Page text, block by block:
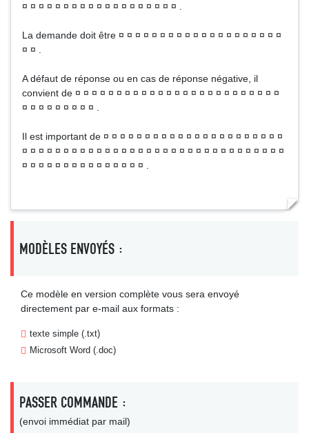
¤ ¤ ¤ ¤ ¤ ¤ ¤ ¤ ¤ ¤ ¤ ¤ ¤ ¤ ¤ ¤ ¤ ¤ ¤ .
La demande doit être ¤ ¤ ¤ ¤ ¤ ¤ ¤ ¤ ¤ ¤ ¤ ¤ ¤ ¤ ¤ ¤ ¤ ¤ ¤ ¤
¤ ¤ .
A défaut de réponse ou en cas de réponse négative, il
convient de ¤ ¤ ¤ ¤ ¤ ¤ ¤ ¤ ¤ ¤ ¤ ¤ ¤ ¤ ¤ ¤ ¤ ¤ ¤ ¤ ¤ ¤ ¤ ¤ ¤
¤ ¤ ¤ ¤ ¤ ¤ ¤ ¤ ¤ .
Il est important de ¤ ¤ ¤ ¤ ¤ ¤ ¤ ¤ ¤ ¤ ¤ ¤ ¤ ¤ ¤ ¤ ¤ ¤ ¤ ¤ ¤ ¤
¤ ¤ ¤ ¤ ¤ ¤ ¤ ¤ ¤ ¤ ¤ ¤ ¤ ¤ ¤ ¤ ¤ ¤ ¤ ¤ ¤ ¤ ¤ ¤ ¤ ¤ ¤ ¤ ¤ ¤ ¤ ¤
¤ ¤ ¤ ¤ ¤ ¤ ¤ ¤ ¤ ¤ ¤ ¤ ¤ ¤ ¤ .
MODÈLES ENVOYÉS :
Ce modèle en version complète vous sera envoyé
directement par e-mail aux formats :
texte simple (.txt)
Microsoft Word (.doc)
PASSER COMMANDE :
(envoi immédiat par mail)